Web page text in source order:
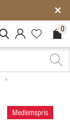
MitIlva.Login 0
Medlemspris